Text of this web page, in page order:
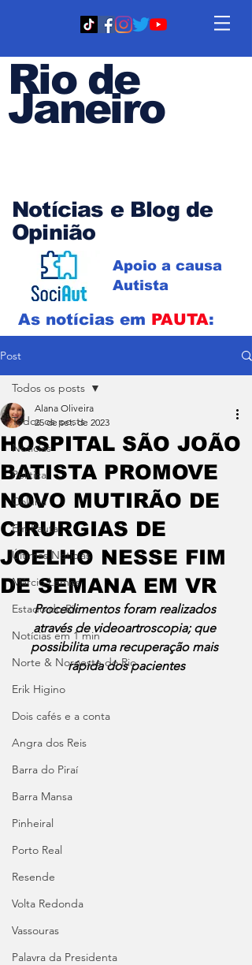
Rio de
Janeiro
Notícias e Blog de
Opinião
Apoio a causa
Autista
As notícias em PAUTA:
Post
Todos os posts
Notícias
Política
Coluna
Em Pauta
Últimas Notícias
Márcio Lemos
Estado do Rio
Notícias em 1 min
Norte & Noroeste do Rio
Erik Higino
Dois cafés e a conta
Angra dos Reis
Barra do Piraí
Barra Mansa
Pinheiral
Porto Real
Resende
Volta Redonda
Vassouras
Palavra da Presidenta
Todos os posts
HOSPITAL SÃO JOÃO
BATISTA PROMOVE
NOVO MUTIRÃO DE
CIRURGIAS DE
JOELHO NESSE FIM
DE SEMANA EM VR
Alana Oliveira
25 de set. de 2023
Procedimentos foram realizados
através de videoartroscopia; que
possibilita uma recuperação mais
rápida dos pacientes